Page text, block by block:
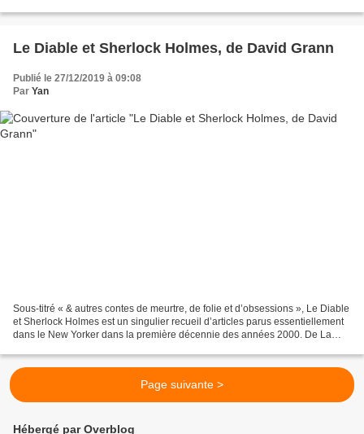
Le Diable et Sherlock Holmes, de David Grann
Publié le 27/12/2019 à 09:08
Par Yan
Sous-titré « & autres contes de meurtre, de folie et d’obsessions », Le Diable
et Sherlock Holmes est un singulier recueil d’articles parus essentiellement
dans le New Yorker dans la première décennie des années 2000. De La
Page suivante >
Hébergé par Overblog